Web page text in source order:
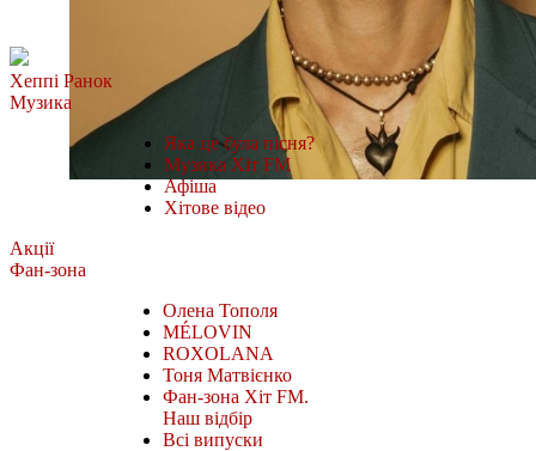
Хеппі Ранок
Музика
Яка це була пісня?
Музика Хіт FM
Афіша
Хітове відео
Акції
Фан-зона
Олена Тополя
MÉLOVIN
ROXOLANA
Тоня Матвієнко
Фан-зона Хіт FM.
Наш відбір
Всі випуски